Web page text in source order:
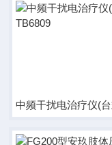
中频干扰电治疗仪(台